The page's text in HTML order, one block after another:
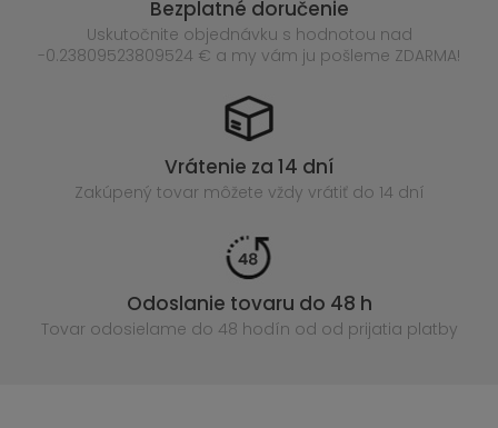
Bezplatné doručenie
Uskutočnite objednávku s hodnotou nad
-0.23809523809524 € a my vám ju pošleme ZDARMA!
Vrátenie za 14 dní
Zakúpený tovar môžete vždy vrátiť do 14 dní
Odoslanie tovaru do 48 h
Tovar odosielame do 48 hodín od od prijatia platby